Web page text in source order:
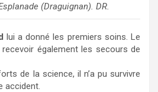
(Draguignan). DR.
lui a donné les premiers soins. Le
également les secours de
de la science, il n’a pu survivre
accident.